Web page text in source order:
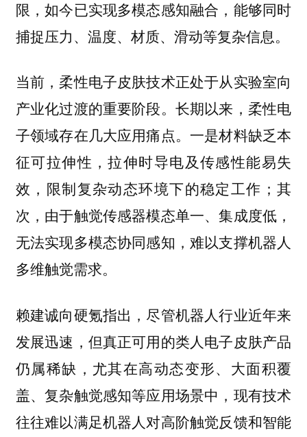
限，如今已实现多模态感知融合，能够同时
捕捉压力、温度、材质、滑动等复杂信息。
当前，柔性电子皮肤技术正处于从实验室向
产业化过渡的重要阶段。长期以来，柔性电
子领域存在几大应用痛点。一是材料缺乏本
征可拉伸性，拉伸时导电及传感性能易失
效，限制复杂动态环境下的稳定工作；其
次，由于触觉传感器模态单一、集成度低，
无法实现多模态协同感知，难以支撑机器人
多维触觉需求。
赖建诚向硬氪指出，尽管机器人行业近年来
发展迅速，但真正可用的类人电子皮肤产品
仍属稀缺，尤其在高动态变形、大面积覆
盖、复杂触觉感知等应用场景中，现有技术
往往难以满足机器人对高阶触觉反馈和智能